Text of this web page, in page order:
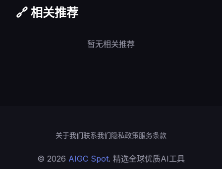
🔗 相关推荐
暂无相关推荐
关于我们联系我们隐私政策服务条款
© 2026 AIGC Spot. 精选全球优质AI工具